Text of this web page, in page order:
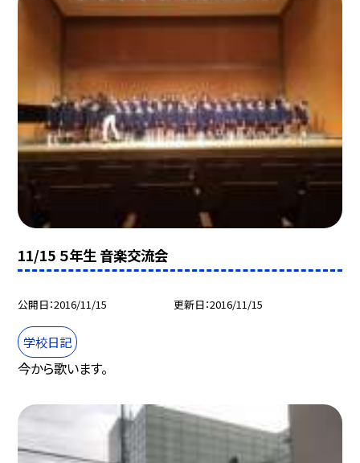
11/15 ５年生 音楽交流会
公開日 2016/11/15 更新日 2016/11/15
学校日記
今から歌います。